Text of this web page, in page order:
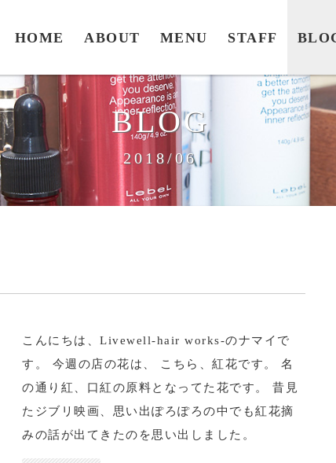
HOME ABOUT MENU STAFF
BLOG
2018/06
こんにちは、Livewell-hair works-のナマイで
す。 今週の店の花は、 こちら、紅花です。 名
の通り紅、口紅の原料となってた花です。 昔見
たジブリ映画、思い出ぽろぽろの中でも紅花摘
みの話が出てきたのを思い出しました。